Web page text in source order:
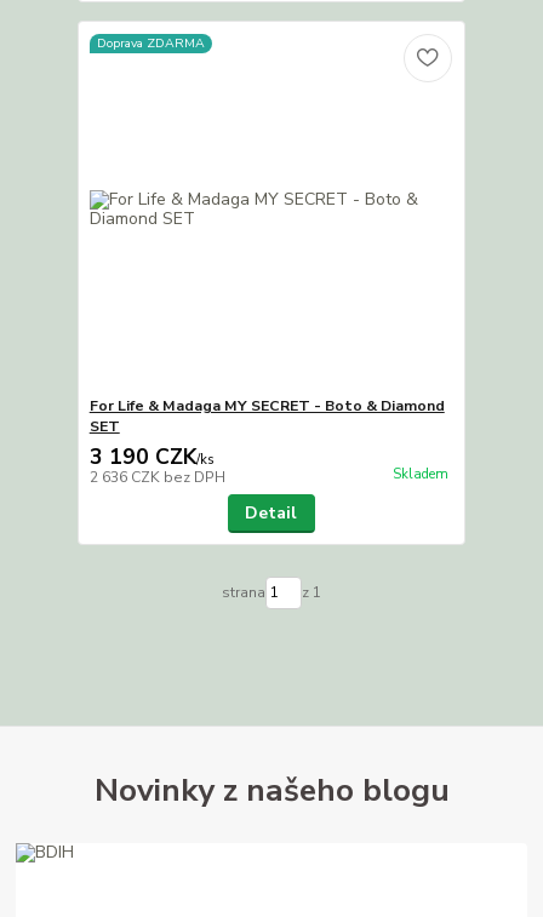
Doprava ZDARMA
For Life & Madaga MY SECRET - Boto & Diamond
SET
3 190 CZK/ks
2 636 CZK bez DPH Skladem
Detail
strana z 1
Novinky z našeho blogu